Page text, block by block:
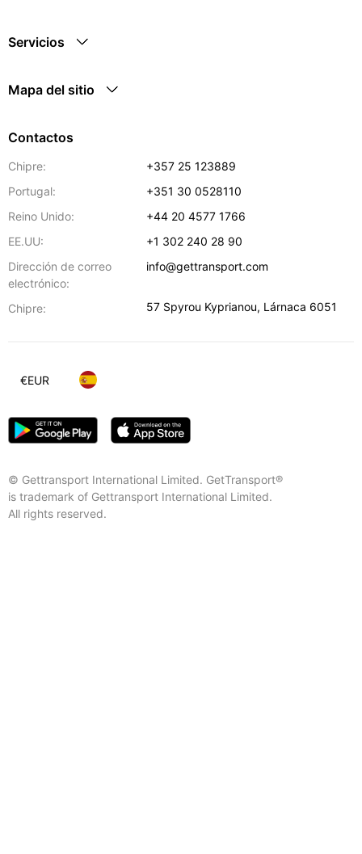
Servicios
Mapa del sitio
Contactos
Chipre:
+357 25 123889
Portugal:
+351 30 0528110
Reino Unido:
+44 20 4577 1766
EE.UU:
+1 302 240 28 90
Dirección de correo
electrónico:
info@gettransport.com
Chipre: 57 Spyrou Kyprianou, Lárnaca 6051
© Gettransport International Limited. GetTransport®
is trademark of Gettransport International Limited.
All rights reserved.
€EUR